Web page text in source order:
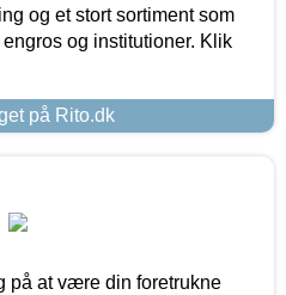
og et stort sortiment som
og institutioner. Klik
på Rito.dk
på at være din foretrukne